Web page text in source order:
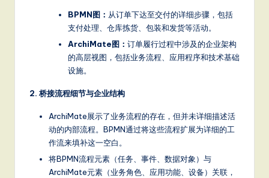
BPMN图： 从订单下达至交付的详细步骤，包括
支付处理、仓库拣货、包装和发货等活动。
ArchiMate图： 订单履行过程中涉及的企业架构
的高层视图，包括业务流程、应用程序和技术基础
设施。
2. 桥接流程细节与企业结构
ArchiMate展示了业务流程的存在，但并未详细描述活
动的内部流程。BPMN通过将这些流程扩展为详细的工
作流来填补这一空白。
将BPMN流程元素（任务、事件、数据对象）与
ArchiMate元素（业务角色、应用功能、设备）关联，